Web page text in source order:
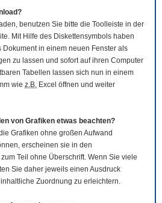
?
benutzen Sie bitte die Tool leiste in der
Mit Hilfe des Diskettensymbols haben
in einem neuen Fenster als
zu lassen und sofort auf ihren Computer
Tabellen lassen sich nun in einem
wie z.B. Excel öffnen und weiter
von Grafiken etwas beachten?
Grafiken ohne großen Aufwand
erscheinen sie in den
Teil ohne Überschrift. Wenn Sie viele
Sie daher jeweils einen Ausdruck
Zuordnung zu erleichtern.